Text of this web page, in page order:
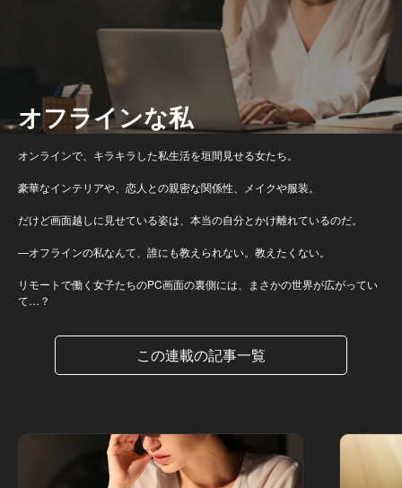
オフラインな私
オンラインで、キラキラした私生活を垣間見せる女たち。
豪華なインテリアや、恋人との親密な関係性、メイクや服装。
だけど画面越しに見せている姿は、本当の自分とかけ離れているのだ。
―オフラインの私なんて、誰にも教えられない。教えたくない。
リモートで働く女子たちのPC画面の裏側には、まさかの世界が広がってい
て…？
この連載の記事一覧